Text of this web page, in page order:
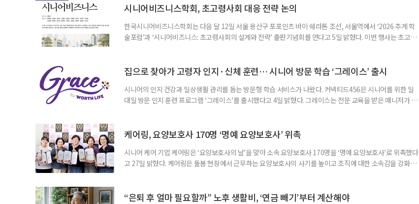
시니어비즈니스학회, 초고령사회 대응 전략 논의
한국시니어비즈니스학회는 다음 달 12일 서울 용산구 포포인츠 바이 쉐라톤 조선, 서울역에서 ‘2026 추계 학
술포럼’과 ‘시니어비즈니스: 초고령사회의 설계와 전략’ 출판기념회를 연다고 5일 밝혔다. 이번 행사는 초고령
계하다’를 주제로 기조강연을 한다. 이어 공동저자들이 돌봄과 금융, 헬스케어, 여가, 식품, 디지털 기술 등
집으로 찾아가 고령자 인지·신체 훈련… 시니어 방문 학습 ‘그레이스’ 출시
시니어의 인지 건강과 일상생활 관리를 돕는 방문형 학습 서비스가 나왔다. 커넥티드456은 시니어를 위한 일
대일 방문 인지 훈련 프로그램 ‘그레이스’를 출시했다고 4일 밝혔다. 그레이스는 전문 교육을 받은 매니저가 주
사용하는 자체 개발 워크북이 활용된다. 문제는 기억력과 주의집중력, 언어능력, 시공간 능력, 계산 능
케어링, 요양보호사 170명 ‘명예 요양보호사’ 위촉
시니어 케어 기업 케어링은 ‘요양보호사의 날’을 맞아 소속 요양보호사 170명을 ‘명예 요양보호사’로 위촉했다
고 27일 밝혔다. 케어링은 돌봄 현장에서 근무하는 요양보호사의 사기를 높이고 조직에 대한 소속감을 강화하
점에서 선정된 요양보호사들에게 위촉장과 감사 편지를 전달했다. 우수 요양보호사들이 현장에서 쌓은 돌봄
“은퇴 후 얼마 필요할까” 노후 생활비, ‘연금 빼기’부터 계산해야